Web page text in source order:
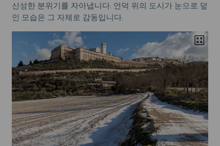
신성한 분위기를 자아냅니다. 언덕 위의 도시가 눈으로 덮
인 모습은 그 자체로 감동입니다.